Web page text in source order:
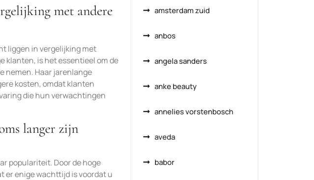
met andere
liggen in vergelijking met
klanten, is het essentieel om de
nemen. Haar jarenlange
kosten, omdat klanten
die hun verwachtingen
langer zijn
populariteit. Door de hoge
er enige wachttijd is voordat u
amsterdam zuid
anbos
angela sanders
anke beauty
annelies vorstenbosch
aveda
babor